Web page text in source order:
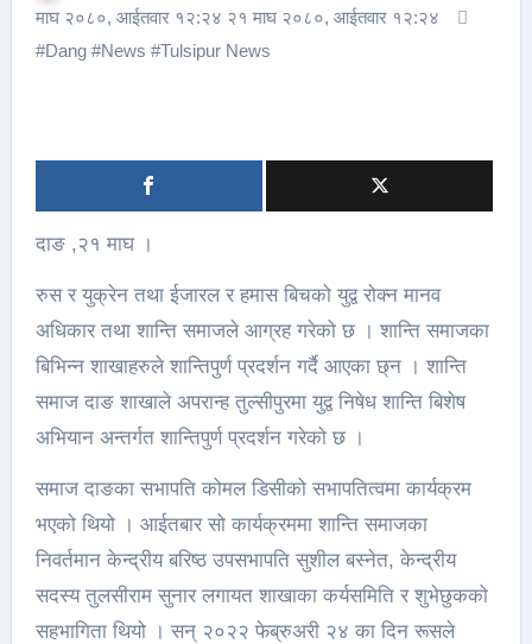
माघ २०८०, आईतवार १२:२४ २१ माघ २०८०, आईतवार १२:२४
#Dang#News #Tulsipur News
दाङ ,२१ माघ ।
रुस र युक्रेन तथा ईजारल र हमास बिचको युद्व रोक्न मानव
अधिकार तथा शान्ति समाजले आग्रह गरेको छ । शान्ति समाजका
बिभिन्न शाखाहरुले शान्तिपुर्ण प्रदर्शन गर्दै आएका छ्न । शान्ति
समाज दाङ शाखाले अपरान्ह तुल्सीपुरमा युद्व निषेध शान्ति बिशेष
अभियान अन्तर्गत शान्तिपुर्ण प्रदर्शन गरेको छ ।
समाज दाङका सभापति कोमल डिसीको सभापतित्वमा कार्यक्रम
भएको थियो । आईतबार सो कार्यक्रममा शान्ति समाजका
निवर्तमान केन्द्रीय बरिष्ठ उपसभापति सुशील बस्नेत, केन्द्रीय
सदस्य तुलसीराम सुनार लगायत शाखाका कर्यसमिति र शुभेछुकको
सहभागिता थियो । सन् २०२२ फेब्रुअरी २४ का दिन रूसले